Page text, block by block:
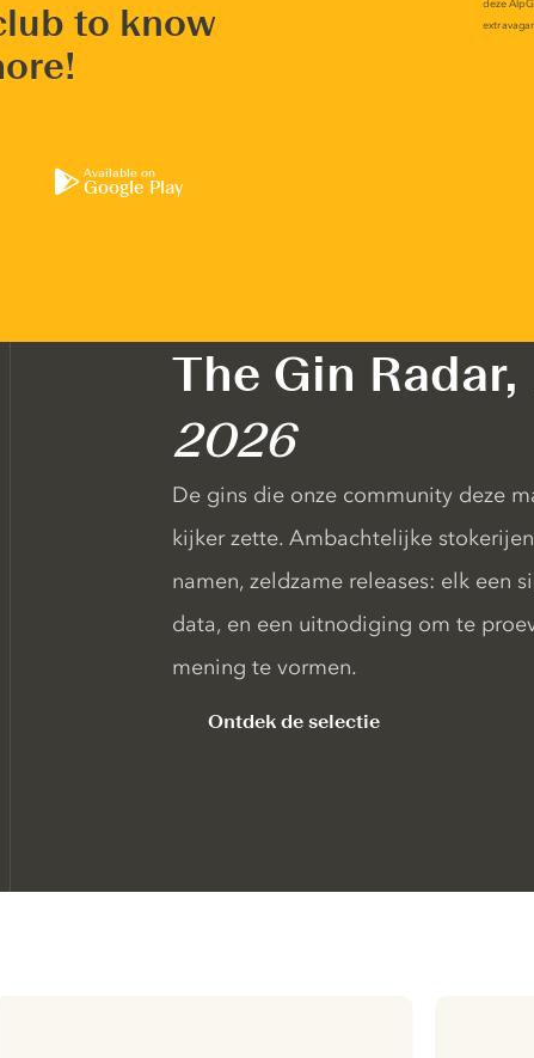
to know
Available on
Google Play
The Gin Radar,
2026
De gins die onze community deze
kijker zette. Ambachtelijke
namen, zeldzame releases: elk een
data, en een uitnodiging om te
mening te vormen.
Ontdek de selectie